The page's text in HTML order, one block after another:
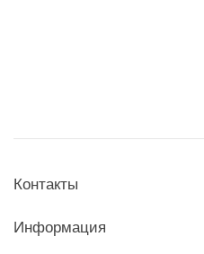
Контакты
Информация